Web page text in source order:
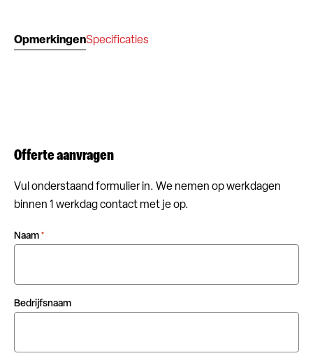
OpmerkingenSpecificaties
Offerte aanvragen
Vul onderstaand formulier in. We nemen op werkdagen
binnen 1 werkdag contact met je op.
Naam *
Bedrijfsnaam